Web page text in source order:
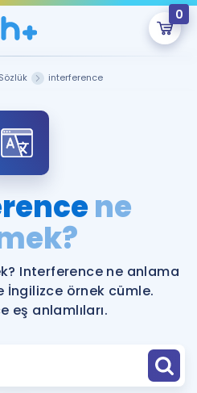
0
Hatırlamıyorum
Şu An Boş.
onlarca eğitim seni
bekliyor!
İngilizce Gramer
Sözlük interference
ne
Interference ne anlama
İngilizce örnek cümle.
eş anlamlıları.